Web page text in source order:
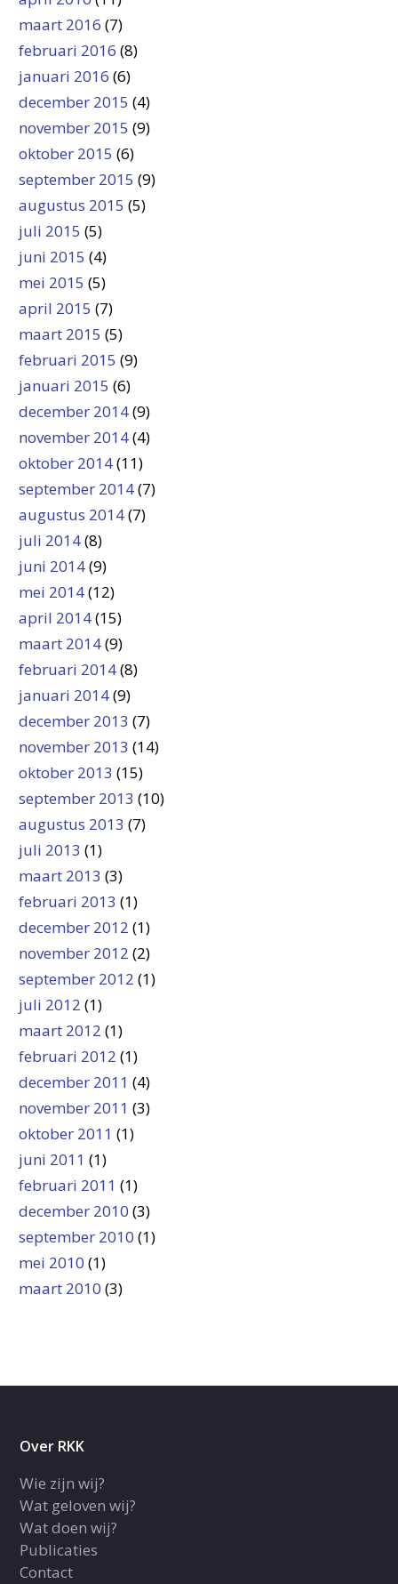
maart 2016 (7)
februari 2016 (8)
januari 2016 (6)
december 2015 (4)
november 2015 (9)
oktober 2015 (6)
september 2015 (9)
augustus 2015 (5)
juli 2015 (5)
juni 2015 (4)
mei 2015 (5)
april 2015 (7)
maart 2015 (5)
februari 2015 (9)
januari 2015 (6)
december 2014(9)
november 2014(4)
oktober 2014(11)
september 2014(7)
augustus 2014(7)
juli 2014(8)
juni 2014(9)
mei 2014(12)
april 2014(15)
maart 2014(9)
februari 2014(8)
januari 2014(9)
december 2013 (7)
november 2013 (14)
oktober 2013 (15)
september 2013 (10)
augustus 2013 (7)
juli 2013 (1)
maart 2013 (3)
februari 2013 (1)
december 2012 (1)
november 2012 (2)
september 2012 (1)
juli 2012 (1)
maart 2012 (1)
februari 2012 (1)
december 2011 (4)
november 2011 (3)
oktober 2011 (1)
juni 2011 (1)
februari 2011 (1)
december 2010 (3)
september 2010 (1)
mei 2010 (1)
maart 2010 (3)
Over RKK
Wie zijn wij?
Wat geloven wij?
Wat doen wij?
Publicaties
Contact